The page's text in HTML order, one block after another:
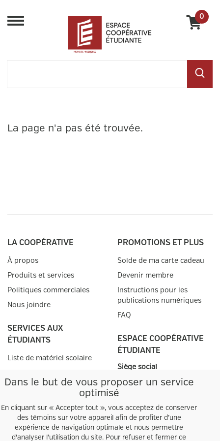
Menu
0
Dans le but de vous proposer un service
optimisé
En cliquant sur « Accepter tout », vous acceptez de conserver
des témoins sur votre appareil afin de profiter d’une
expérience de navigation optimale et nous permettre
d'analyser l’utilisation du site. Pour refuser et fermer ce
La page n'a pas été trouvée.
LA COOPÉRATIVE
À propos
Produits et services
Politiques commerciales
Nous joindre
SERVICES AUX
ÉTUDIANTS
Liste de matériel scolaire
SERVICES AUX
Prescriptions
Info-prescription
PROMOTIONS ET PLUS
Solde de ma carte cadeau
Devenir membre
Instructions pour les
publications numériques
FAQ
ESPACE COOPÉRATIVE
ÉTUDIANTE
Siège social
9155, rue St-Hubert, local
C1.150
téléphone :(514) 382-2634
Heures d'ouverture